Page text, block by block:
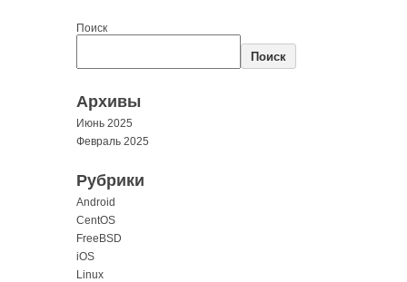
Поиск
Поиск
Архивы
Июнь 2025
Февраль 2025
Рубрики
Android
CentOS
FreeBSD
iOS
Linux